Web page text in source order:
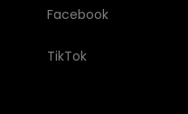
Facebook
TikTok